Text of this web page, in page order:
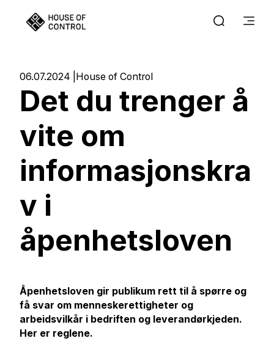
06.07.2024 House of Control
Det du trenger å
vite om
informasjonskra
v i
åpenhetsloven
Åpenhetsloven gir publikum rett til å spørre og
få svar om menneskerettigheter og
arbeidsvilkår i bedriften og leverandørkjeden.
Her er reglene.